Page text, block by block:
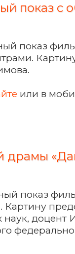
показ с
показ
или в
драмы
показ
доцент